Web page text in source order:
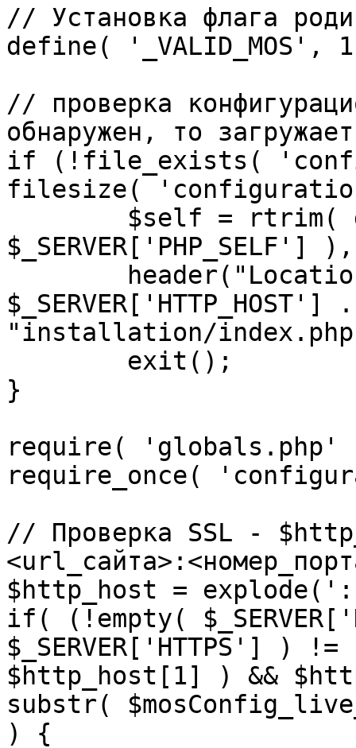
// Установка флага
define( '_VALID_MOS',
// проверка
обнаружен, то
if (!file_exists(
filesize(
"installation/
}
require(
require_once(
// Проверка SSL -
$http_host = explode(':',
if( (!empty(
$_SERVER['HTTPS']
$http_host[1] ) &&
substr(
) {